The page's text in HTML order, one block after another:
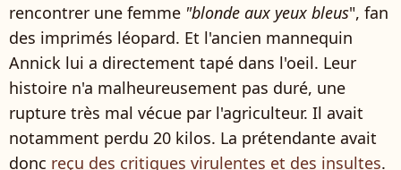
rencontrer une femme "blonde aux yeux bleus", fan
des imprimés léopard. Et l'ancien mannequin
Annick lui a directement tapé dans l'oeil. Leur
histoire n'a malheureusement pas duré, une
rupture très mal vécue par l'agriculteur. Il avait
notamment perdu 20 kilos. La prétendante avait
donc reçu des critiques virulentes et des insultes.